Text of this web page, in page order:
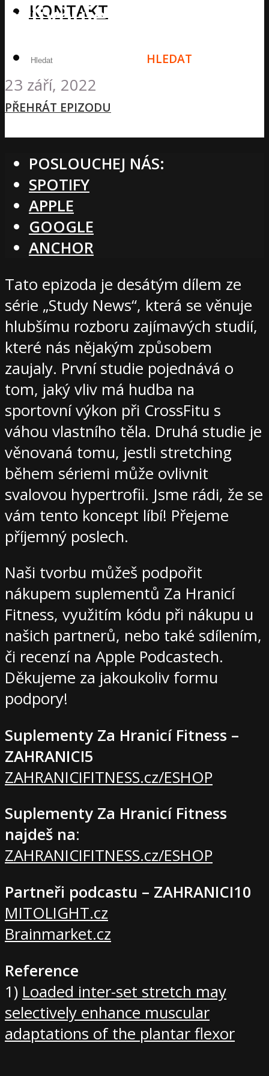
KONTAKT
HLEDAT
MENU
ovlivňuje výběr hudby
23 září, 2022
PŘEHRÁT EPIZODU
POSLOUCHEJ NÁS:
SPOTIFY
APPLE
GOOGLE
ANCHOR
Tato epizoda je desátým dílem ze
série „Study News“, která se věnuje
hlubšímu rozboru zajímavých studií,
které nás nějakým způsobem
zaujaly. První studie pojednává o
tom, jaký vliv má hudba na
sportovní výkon při CrossFitu s
váhou vlastního těla. Druhá studie je
věnovaná tomu, jestli stretching
během sériemi může ovlivnit
svalovou hypertrofii. Jsme rádi, že se
vám tento koncept líbí! Přejeme
příjemný poslech.
Naši tvorbu můžeš podpořit
nákupem suplementů Za Hranicí
Fitness, využitím kódu při nákupu u
našich partnerů, nebo také sdílením,
či recenzí na Apple Podcastech.
Děkujeme za jakoukoliv formu
podpory!
Suplementy Za Hranicí Fitness –
ZAHRANICI5
ZAHRANICIFITNESS.cz/ESHOP
Suplementy Za Hranicí Fitness
najdeš na:
ZAHRANICIFITNESS.cz/ESHOP
Partneři podcastu – ZAHRANICI10
MITOLIGHT.cz
Brainmarket.cz
Reference
1) Loaded inter-set stretch may
selectively enhance muscular
adaptations of the plantar flexor